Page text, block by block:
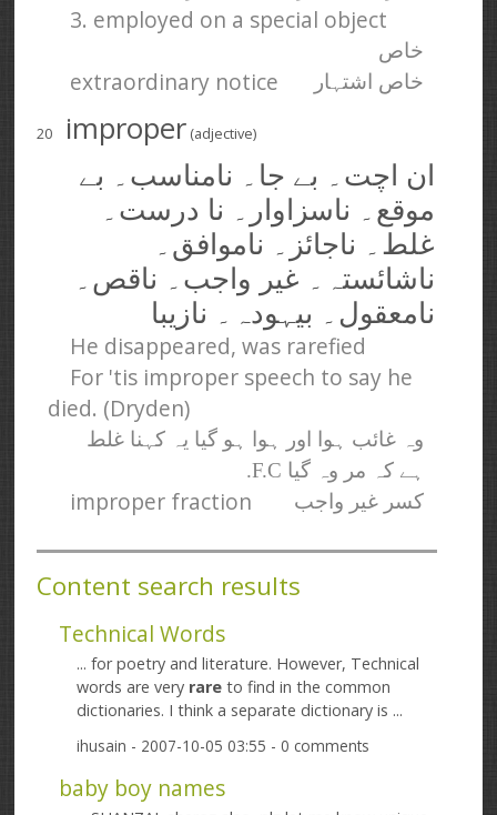
3. employed on a special object
خاص
extraordinary notice خاص اشتہار
20 improper (adjective)
ان اچت۔ بے جا۔ نامناسب۔ بے
موقع۔ ناسزاوار۔ نا درست۔
غلط۔ ناجائز۔ ناموافق۔
ناشائستہ۔ غیر واجب۔ ناقص۔
نامعقول۔ بیہودہ۔ نازیبا
He disappeared, was rarefied
For 'tis improper speech to say he
died. (Dryden)
وہ غائب ہوا اور ہوا ہو گیا یہ کہنا غلط
ہے کہ مر وہ گیا F.C.
improper fraction کسر غیر واجب
Content search results
Technical Words
... for poetry and literature. However, Technical
words are very rare to find in the common
dictionaries. I think a separate dictionary is ...
ihusain - 2007-10-05 03:55 - 0 comments
baby boy names